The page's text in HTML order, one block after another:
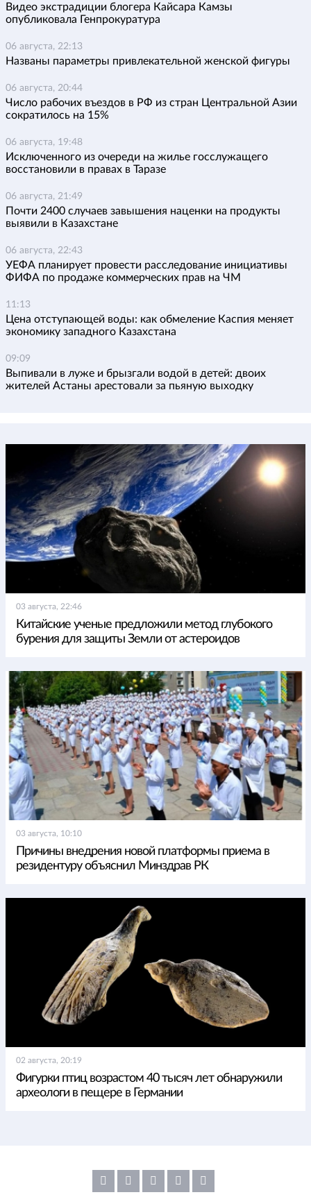
Видео экстрадиции блогера Кайсара Камзы
опубликовала Генпрокуратура
06 августа, 22:13
Названы параметры привлекательной женской фигуры
06 августа, 20:44
Число рабочих въездов в РФ из стран Центральной Азии
сократилось на 15%
06 августа, 19:48
Исключенного из очереди на жилье госслужащего
восстановили в правах в Таразе
06 августа, 21:49
Почти 2400 случаев завышения наценки на продукты
выявили в Казахстане
06 августа, 22:43
УЕФА планирует провести расследование инициативы
ФИФА по продаже коммерческих прав на ЧМ
11:13
Цена отступающей воды: как обмеление Каспия меняет
экономику западного Казахстана
09:09
Выпивали в луже и брызгали водой в детей: двоих
жителей Астаны арестовали за пьяную выходку
03 августа, 22:46
Китайские ученые предложили метод глубокого
бурения для защиты Земли от астероидов
03 августа, 10:10
Причины внедрения новой платформы приема в
резидентуру объяснил Минздрав РК
02 августа, 20:19
Фигурки птиц возрастом 40 тысяч лет обнаружили
археологи в пещере в Германии